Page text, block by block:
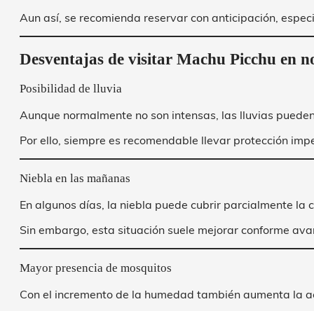
Aun así, se recomienda reservar con anticipación,
Desventajas de visitar Machu Picchu en
Posibilidad de lluvia
Aunque normalmente no son intensas, las lluvias
Por ello, siempre es recomendable llevar protección
Niebla en las mañanas
En algunos días, la niebla puede cubrir parcialmente la
Sin embargo, esta situación suele mejorar conforme
Mayor presencia de mosquitos
Con el incremento de la humedad también aumenta la